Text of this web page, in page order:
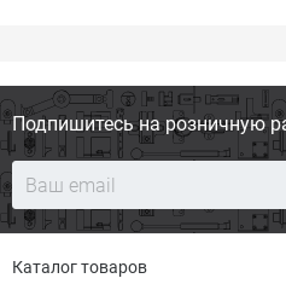
Подпишитесь на розничную
Каталог товаров